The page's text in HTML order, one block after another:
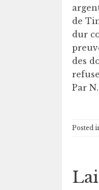
de
dur
des
Par
Posted